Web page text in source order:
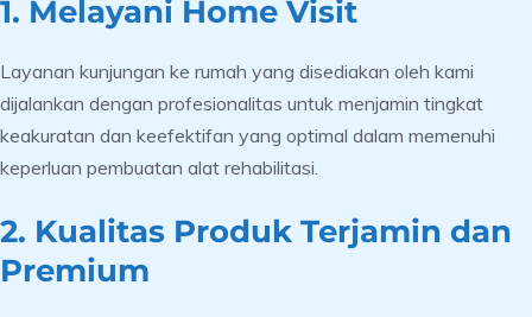
1. Melayani Home Visit
Layanan kunjungan ke rumah yang disediakan oleh kami
dijalankan dengan profesionalitas untuk menjamin tingkat
keakuratan dan keefektifan yang optimal dalam memenuhi
keperluan pembuatan alat rehabilitasi.
2. Kualitas Produk Terjamin dan
Premium